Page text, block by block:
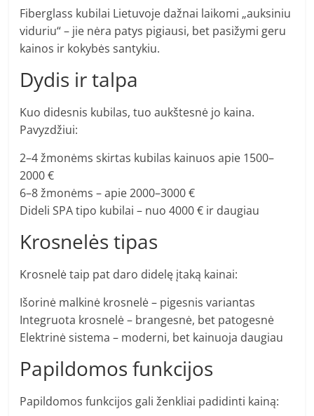
Fiberglass kubilai Lietuvoje dažnai laikomi „auksiniu
viduriu“ – jie nėra patys pigiausi, bet pasižymi geru
kainos ir kokybės santykiu.
Dydis ir talpa
Kuo didesnis kubilas, tuo aukštesnė jo kaina.
Pavyzdžiui:
2–4 žmonėms skirtas kubilas kainuos apie 1500–
2000 €
6–8 žmonėms – apie 2000–3000 €
Dideli SPA tipo kubilai – nuo 4000 € ir daugiau
Krosnelės tipas
Krosnelė taip pat daro didelę įtaką kainai:
Išorinė malkinė krosnelė – pigesnis variantas
Integruota krosnelė – brangesnė, bet patogesnė
Elektrinė sistema – moderni, bet kainuoja daugiau
Papildomos funkcijos
Papildomos funkcijos gali ženkliai padidinti kainą: